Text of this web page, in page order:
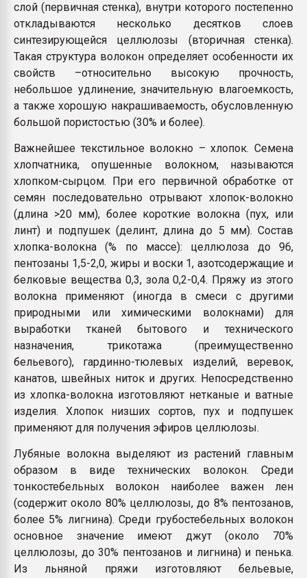
слой (первичная стенка), внутри которого постепенно
откладываются несколько десятков слоев
синтезирующейся целлюлозы (вторичная стенка).
Такая структура волокон определяет особенности их
свойств –относительно высокую прочность,
небольшое удлинение, значительную влагоемкость,
а также хорошую накрашиваемость, обусловленную
большой пористостью (30% и более).
Важнейшее текстильное волокно – хлопок. Семена
хлопчатника, опушенные волокном, называются
хлопком-сырцом. При его первичной обработке от
семян последовательно отрывают хлопок-волокно
(длина >20 мм), более короткие волокна (пух, или
линт) и подпушек (делинт, длина до 5 мм). Состав
хлопка-волокна (% по массе): целлюлоза до 96,
пентозаны 1,5-2,0, жиры и воски 1, азотсодержащие и
белковые вещества 0,3, зола 0,2-0,4. Пряжу из этого
волокна применяют (иногда в смеси с другими
природными или химическими волокнами) для
выработки тканей бытового и технического
назначения, трикотажа (преимущественно
бельевого), гардинно-тюлевых изделий, веревок,
канатов, швейных ниток и других. Непосредственно
из хлопка-волокна изготовляют нетканые и ватные
изделия. Хлопок низших сортов, пух и подпушек
применяют для получения эфиров целлюлозы.
Лубяные волокна выделяют из растений главным
образом в виде технических волокон. Среди
тонкостебельных волокон наиболее важен лен
(содержит около 80% целлюлозы, до 8% пентозанов,
более 5% лигнина). Среди грубостебельных волокон
основное значение имеют джут (около 70%
целлюлозы, до 30% пентозанов и лигнина) и пенька.
Из льняной пряжи изготовляют бельевые,